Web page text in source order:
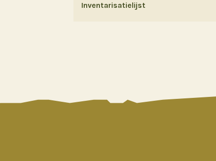
Inventarisatielijst